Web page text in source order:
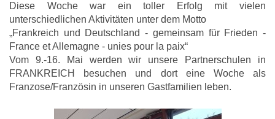
Diese Woche war ein toller Erfolg mit vielen
unterschiedlichen Aktivitäten unter dem Motto
„Frankreich und Deutschland - gemeinsam für Frieden -
France et Allemagne - unies pour la paix“
Vom 9.-16. Mai werden wir unsere Partnerschulen in
FRANKREICH besuchen und dort eine Woche als
Franzose/Französin in unseren Gastfamilien leben.